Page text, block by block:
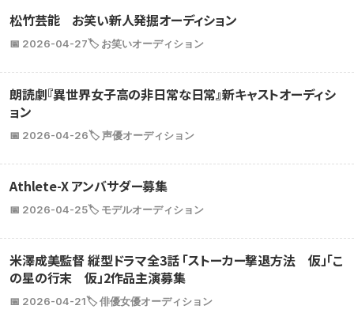
松竹芸能 お笑い新人発掘オーディション
📅 2026-04-27🏷️ お笑いオーディション
朗読劇『異世界女子高の非日常な日常』新キャストオーディシ
ョン
📅 2026-04-26🏷️ 声優オーディション
Athlete-X アンバサダー募集
📅 2026-04-25🏷️ モデルオーディション
米澤成美監督 縦型ドラマ全3話 「ストーカー撃退方法 仮」「こ
の星の行末 仮」2作品主演募集
📅 2026-04-21🏷️ 俳優女優オーディション